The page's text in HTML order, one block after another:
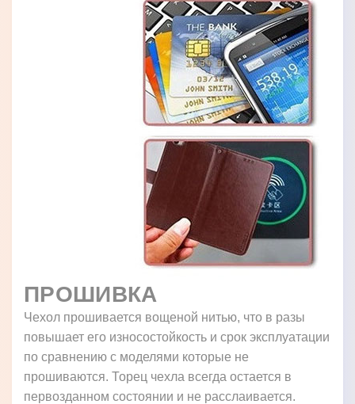
ПРОШИВКА
Чехол прошивается вощеной нитью, что в разы
повышает его износостойкость и срок эксплуатации
по сравнению с моделями которые не
прошиваются. Торец чехла всегда остается в
первозданном состоянии и не расслаивается.